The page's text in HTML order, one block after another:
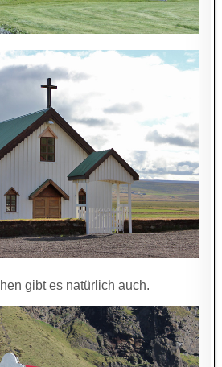
gibt es natürlich auch.